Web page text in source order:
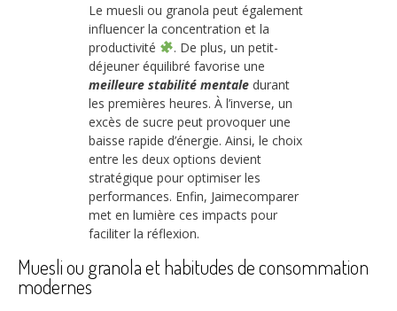
Le muesli ou granola peut également
influencer la concentration et la
productivité
. De plus, un petit-
déjeuner équilibré favorise une
meilleure stabilité mentale durant
les premières heures. À l’inverse, un
excès de sucre peut provoquer une
baisse rapide d’énergie. Ainsi, le choix
entre les deux options devient
stratégique pour optimiser les
performances. Enfin, Jaimecomparer
met en lumière ces impacts pour
faciliter la réflexion.
Muesli ou granola et habitudes de consommation
modernes